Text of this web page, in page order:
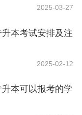
2025-03-27
本考试安排及注
2025-02-12
本可以报考的学